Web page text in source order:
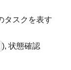
タスクを表す
), 状態確認